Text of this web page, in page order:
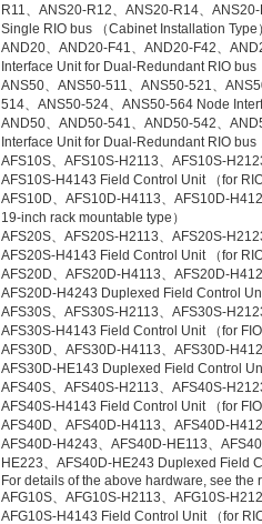
R11、ANS20-R12、ANS20-R14、
Single RIO bus （Cabinet Installation Type
AND20、AND20-F41、AND20-F42、
Interface Unit for Dual-Redundant RIO
ANS50、ANS50-511、ANS50-521、
514、ANS50-524、ANS50-564 Node
AND50、AND50-541、AND50-542、
Interface Unit for Dual-Redundant RIO
AFS10S、AFS10S-H2113、AFS10S-
AFS10S-H4143 Field Control Unit （for
AFS10D、AFS10D-H4113、AFS10D-
19-inch rack mountable type）
AFS20S、AFS20S-H2113、AFS20S-
AFS20S-H4143 Field Control Unit （for
AFS20D、AFS20D-H4113、AFS20D-
AFS20D-H4243 Duplexed Field Control
AFS30S、AFS30S-H2113、AFS30S-
AFS30S-H4143 Field Control Unit （for
AFS30D、AFS30D-H4113、AFS30D-
AFS30D-HE143 Duplexed Field Control
AFS40S、AFS40S-H2113、AFS40S-
AFS40S-H4143 Field Control Unit （for
AFS40D、AFS40D-H4113、AFS40D-
AFS40D-H4243、AFS40D-HE113、
HE223、AFS40D-HE243 Duplexed Field
For details of the above hardware, see the
AFG10S、AFG10S-H2113、AFG10S-
AFG10S-H4143 Field Control Unit （for